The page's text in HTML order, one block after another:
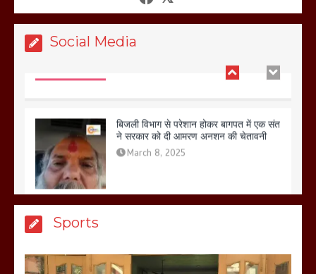
Social Media
March 8, 2025
Sports